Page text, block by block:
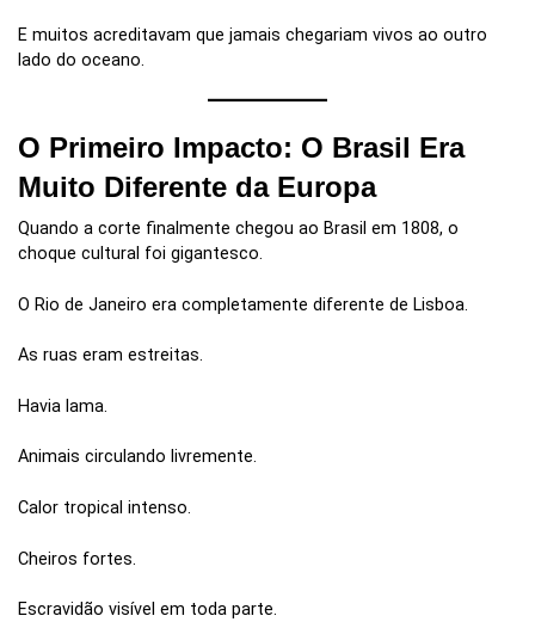
E muitos acreditavam que jamais chegariam vivos ao outro
lado do oceano.
O Primeiro Impacto: O Brasil Era
Muito Diferente da Europa
Quando a corte finalmente chegou ao Brasil em 1808, o
choque cultural foi gigantesco.
O Rio de Janeiro era completamente diferente de Lisboa.
As ruas eram estreitas.
Havia lama.
Animais circulando livremente.
Calor tropical intenso.
Cheiros fortes.
Escravidão visível em toda parte.